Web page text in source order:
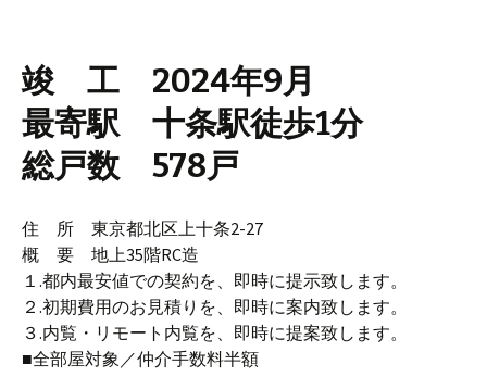
竣 工 2024年9月
最寄駅 十条駅徒歩1分
総戸数 578戸
住 所 東京都北区上十条2-27
概 要 地上35階RC造
１.都内最安値での契約を、即時に提示致します。
２.初期費用のお見積りを、即時に案内致します。
３.内覧・リモート内覧を、即時に提案致します。
■全部屋対象／仲介手数料半額